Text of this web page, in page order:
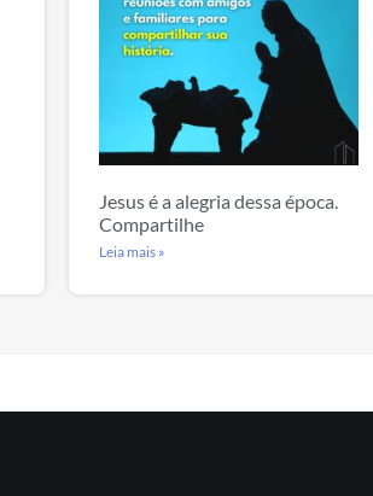
Jesus é a alegria dessa época.
Compartilhe
Leia mais »